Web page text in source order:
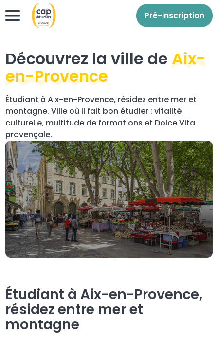
Pré-inscription
Découvrez la ville de Aix-
en-Provence
Étudiant à Aix-en-Provence, résidez entre mer et
montagne. Ville où il fait bon étudier : vitalité
culturelle, multitude de formations et Dolce Vita
provençale.
Étudiant à Aix-en-Provence,
résidez entre mer et
montagne